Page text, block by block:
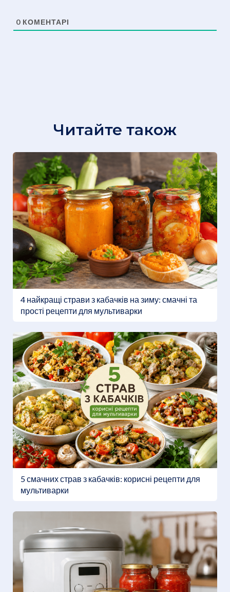
0 КОМЕНТАРІ
Читайте також
4 найкращі страви з кабачків на зиму: смачні та
прості рецепти для мультиварки
5 смачних страв з кабачків: корисні рецепти для
мультиварки